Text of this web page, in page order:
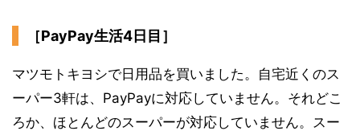
［PayPay生活4日目］
マツモトキヨシで日用品を買いました。自宅近くのス
ーパー3軒は、PayPayに対応していません。それどこ
ろか、ほとんどのスーパーが対応していません。スー